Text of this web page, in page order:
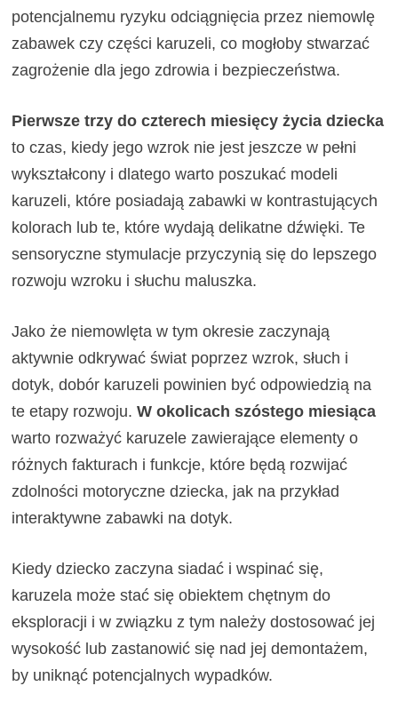
potencjalnemu ryzyku odciągnięcia przez niemowlę
zabawek czy części karuzeli, co mogłoby stwarzać
zagrożenie dla jego zdrowia i bezpieczeństwa.
Pierwsze trzy do czterech miesięcy życia dziecka
to czas, kiedy jego wzrok nie jest jeszcze w pełni
wykształcony i dlatego warto poszukać modeli
karuzeli, które posiadają zabawki w kontrastujących
kolorach lub te, które wydają delikatne dźwięki. Te
sensoryczne stymulacje przyczynią się do lepszego
rozwoju wzroku i słuchu maluszka.
Jako że niemowlęta w tym okresie zaczynają
aktywnie odkrywać świat poprzez wzrok, słuch i
dotyk, dobór karuzeli powinien być odpowiedzią na
te etapy rozwoju.W okolicach szóstego miesiąca
warto rozważyć karuzele zawierające elementy o
różnych fakturach i funkcje, które będą rozwijać
zdolności motoryczne dziecka, jak na przykład
interaktywne zabawki na dotyk.
Kiedy dziecko zaczyna siadać i wspinać się,
karuzela może stać się obiektem chętnym do
eksploracji i w związku z tym należy dostosować jej
wysokość lub zastanowić się nad jej demontażem,
by uniknąć potencjalnych wypadków.